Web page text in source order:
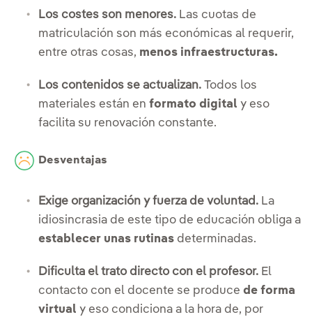
Los costes son menores. Las cuotas de
matriculación son más económicas al requerir,
entre otras cosas, menos infraestructuras.
Los contenidos se actualizan. Todos los
materiales están en formato digital y eso
facilita su renovación constante.
Desventajas
Exige organización y fuerza de voluntad. La
idiosincrasia de este tipo de educación obliga a
establecer unas rutinas determinadas.
Dificulta el trato directo con el profesor. El
contacto con el docente se produce de forma
virtual y eso condiciona a la hora de, por